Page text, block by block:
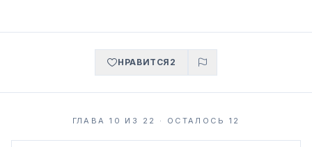
НРАВИТСЯ 2
ГЛАВА 10 ИЗ 22 · ОСТАЛОСЬ 12